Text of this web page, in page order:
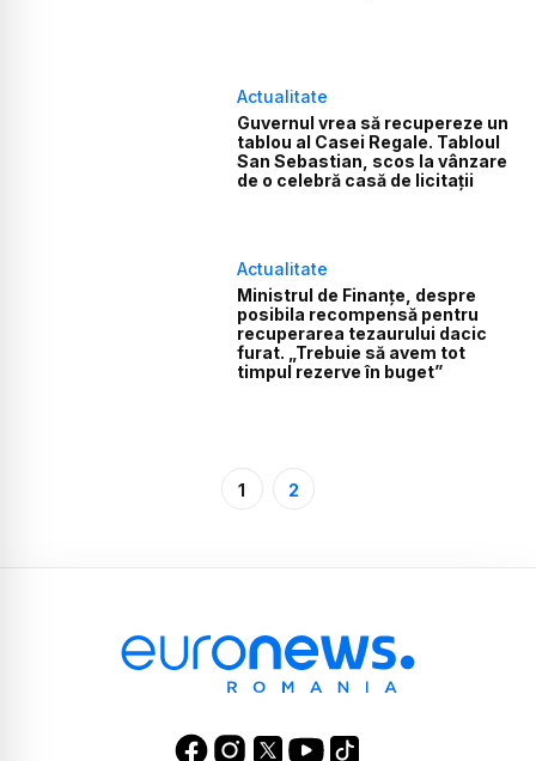
Actualitate
Guvernul vrea să recupereze un
tablou al Casei Regale. Tabloul
San Sebastian, scos la vânzare
de o celebră casă de licitații
Actualitate
Ministrul de Finanțe, despre
posibila recompensă pentru
recuperarea tezaurului dacic
furat. „Trebuie să avem tot
timpul rezerve în buget”
1 2